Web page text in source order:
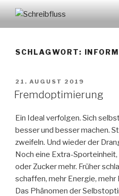
Inhalt
springen
SCHLAGWORT:
VERÖFFENTLICHT
AM
21. AUGUST 2019
Fremdoptimierung
Ein Ideal verfolgen. Sich
besser und besser machen.
zweifeln. Und wieder der
Noch eine Extra-
oder Zucker mehr. Früher
schaffen, mehr Energie, mehr
Das Phänomen der